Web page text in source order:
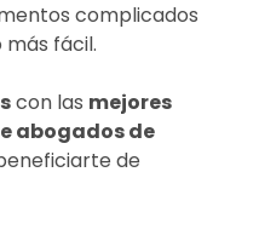
complicados
fácil.
con las mejores
abogados de
de